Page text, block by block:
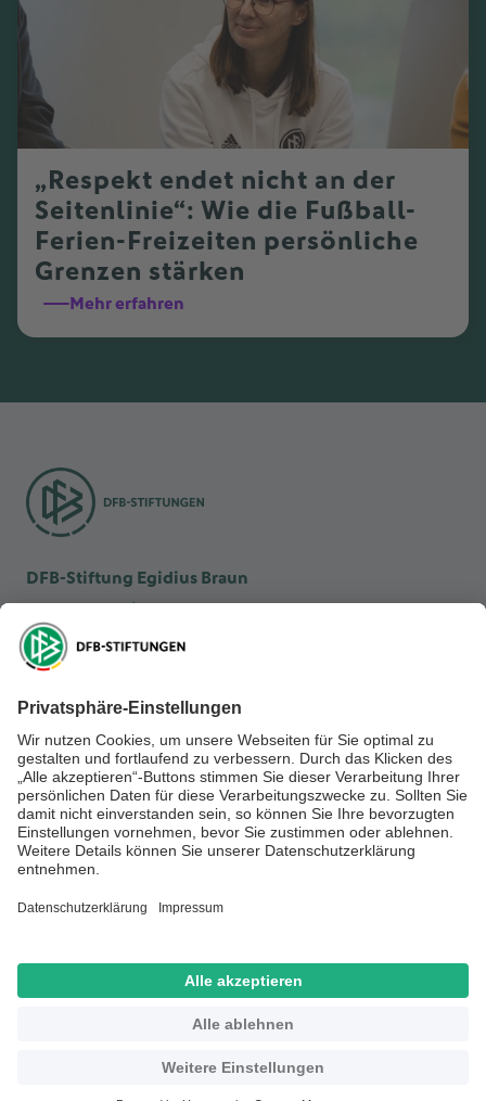
„Respekt endet nicht an der
Seitenlinie“: Wie die Fußball-
Ferien-Freizeiten persönliche
Grenzen stärken
Mehr erfahren
DFB-Stiftung Egidius Braun
DFB-Stiftung Sepp Herberger
NEWSLETTER ABONNIEREN
Anmelden
Datenschutz